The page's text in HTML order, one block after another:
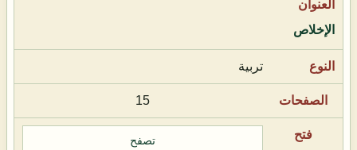
الإخلاص
تربية
15
تصفح